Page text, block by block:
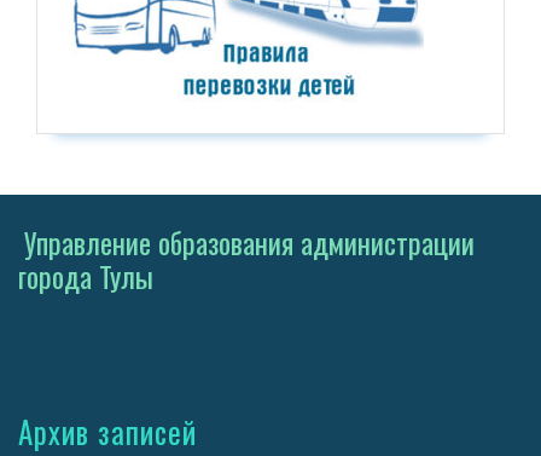
Управление образования администрации
города Тулы
Архив записей